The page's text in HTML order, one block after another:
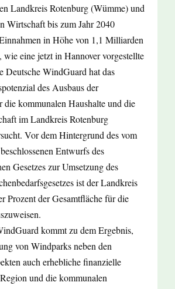
Landkreis Rotenburg (Wümme) und
Wirtschaft bis zum Jahr 2040
in Höhe von 1,1 Milliarden
wie eine jetzt in Hannover vorgestellte
Deutsche WindGuard hat das
des Ausbaus der
die kommunalen Haushalte und die
im Landkreis Rotenburg
Vor dem Hintergrund des vom
Entwurfs des
Gesetzes zur Umsetzung des
ist der Landkreis
Prozent der Gesamtfläche für die
kommt zu dem Ergebnis,
von Windparks neben den
auch erhebliche finanzielle
und die kommunalen